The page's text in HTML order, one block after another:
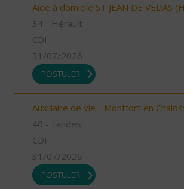
Aide à domicile ST JEAN DE VEDAS
34 - Hérault
CDI
31/07/2026
POSTULER
Auxiliaire de vie - Montfort en
40 - Landes
CDI
31/07/2026
POSTULER